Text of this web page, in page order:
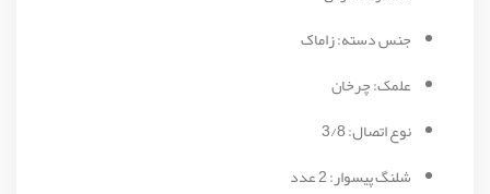
جنس دسته: زاماک
علمک: چرخان
نوع اتصال: 3/8
شلنگ پیسوار: 2 عدد